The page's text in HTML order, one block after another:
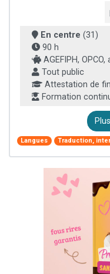
En centre (31)
90 h
AGEFIPH,
Tout public
Attestation de
Formation
Langues Traduction,